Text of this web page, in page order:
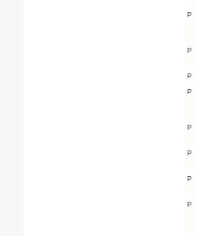
P
P
P
P
P
P
P
P